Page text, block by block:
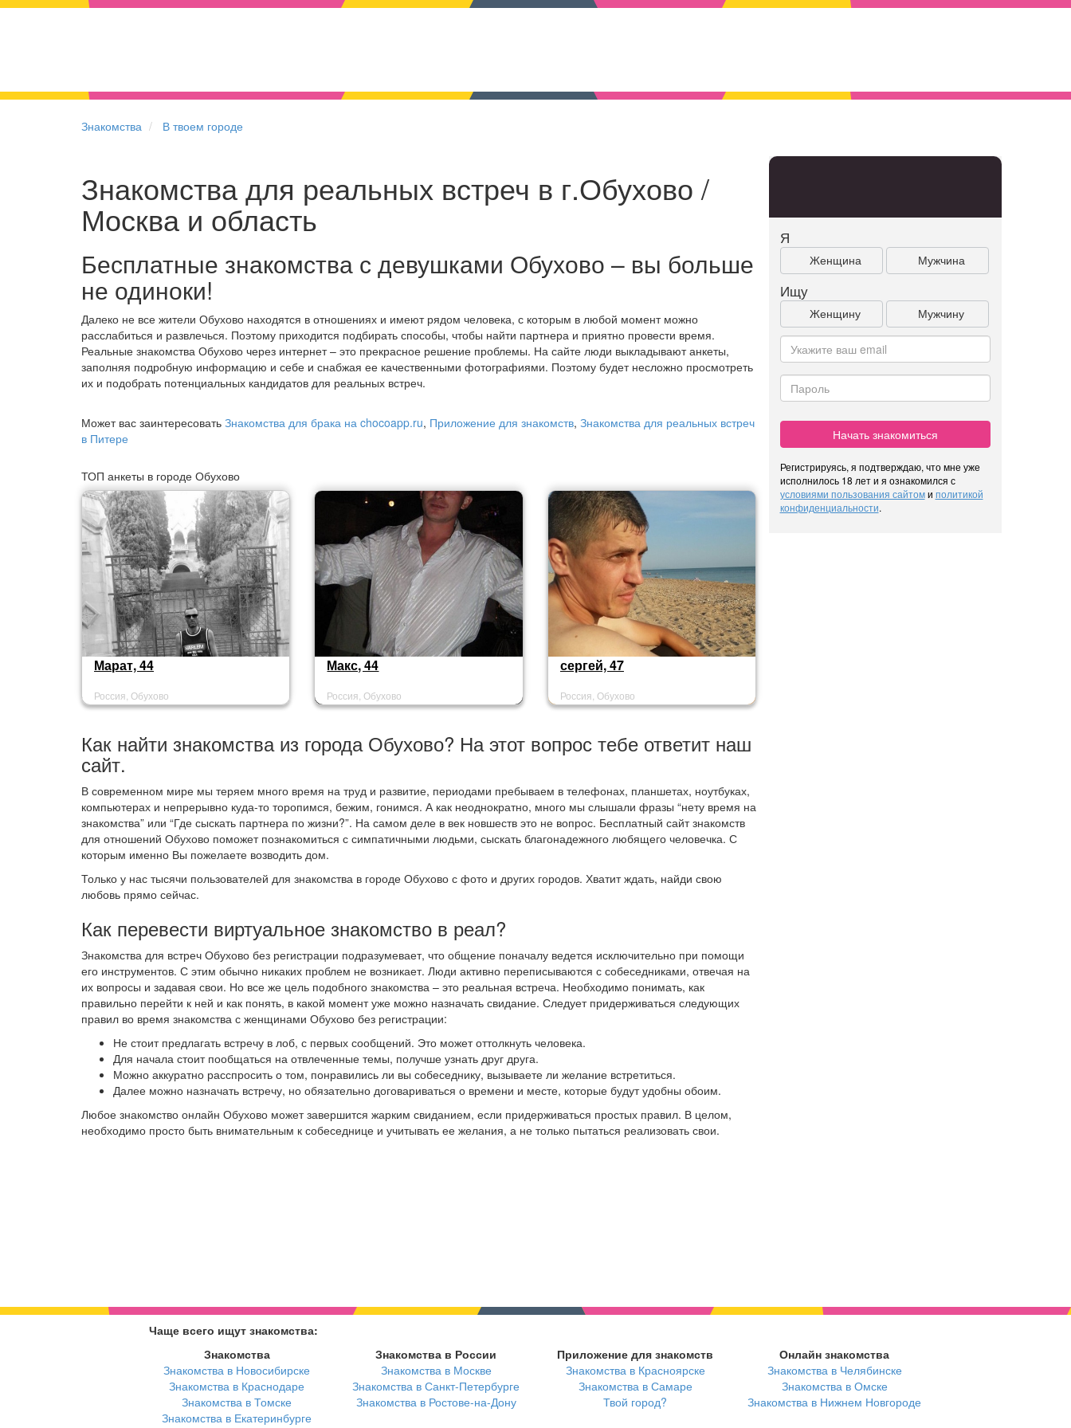
Знакомства В твоем городе
Знакомства для реальных встреч в г.Обухово /
Москва и область
Бесплатные знакомства с девушками Обухово – вы больше
не одиноки!
Далеко не все жители Обухово находятся в отношениях и имеют рядом человека, с которым в любой момент можно
расслабиться и развлечься. Поэтому приходится подбирать способы, чтобы найти партнера и приятно провести время.
Реальные знакомства Обухово через интернет – это прекрасное решение проблемы. На сайте люди выкладывают анкеты,
заполняя подробную информацию и себе и снабжая ее качественными фотографиями. Поэтому будет несложно просмотреть
их и подобрать потенциальных кандидатов для реальных встреч.
Может вас заинтересовать Знакомства для брака на chocoapp.ru, Приложение для знакомств, Знакомства для реальных встреч
в Питере
ТОП анкеты в городе Обухово
Марат, 44
Россия, Обухово
Макс, 44
Россия, Обухово
сергей, 47
Россия, Обухово
Как найти знакомства из города Обухово? На этот вопрос тебе ответит наш
сайт.
В современном мире мы теряем много время на труд и развитие, периодами пребываем в телефонах, планшетах, ноутбуках,
компьютерах и непрерывно куда-то торопимся, бежим, гонимся. А как неоднократно, много мы слышали фразы “нету время на
знакомства” или “Где сыскать партнера по жизни?”. На самом деле в век новшеств это не вопрос. Бесплатный сайт знакомств
для отношений Обухово поможет познакомиться с симпатичными людьми, сыскать благонадежного любящего человечка. С
которым именно Вы пожелаете возводить дом.
Только у нас тысячи пользователей для знакомства в городе Обухово с фото и других городов. Хватит ждать, найди свою
любовь прямо сейчас.
Как перевести виртуальное знакомство в реал?
Знакомства для встреч Обухово без регистрации подразумевает, что общение поначалу ведется исключительно при помощи
его инструментов. С этим обычно никаких проблем не возникает. Люди активно переписываются с собеседниками, отвечая на
их вопросы и задавая свои. Но все же цель подобного знакомства – это реальная встреча. Необходимо понимать, как
правильно перейти к ней и как понять, в какой момент уже можно назначать свидание. Следует придерживаться следующих
правил во время знакомства с женщинами Обухово без регистрации:
Не стоит предлагать встречу в лоб, с первых сообщений. Это может оттолкнуть человека.
Для начала стоит пообщаться на отвлеченные темы, получше узнать друг друга.
Можно аккуратно расспросить о том, понравились ли вы собеседнику, вызываете ли желание встретиться.
Далее можно назначать встречу, но обязательно договариваться о времени и месте, которые будут удобны обоим.
Любое знакомство онлайн Обухово может завершится жарким свиданием, если придерживаться простых правил. В целом,
необходимо просто быть внимательным к собеседнице и учитывать ее желания, а не только пытаться реализовать свои.
Я
Женщина Мужчина
Ищу
Женщину Мужчину
Начать знакомиться
Регистрируясь, я подтверждаю, что мне уже
исполнилось 18 лет и я ознакомился с
условиями пользования сайтоми политикой
конфиденциальности.
Чаще всего ищут знакомства:
Знакомства
Знакомства в Новосибирске
Знакомства в Краснодаре
Знакомства в Томске
Знакомства в Екатеринбурге
Знакомства в России
Знакомства в Москве
Знакомства в Санкт-Петербурге
Знакомства в Ростове-на-Дону
Приложение для знакомств
Знакомства в Красноярске
Знакомства в Самаре
Твой город?
Онлайн знакомства
Знакомства в Челябинске
Знакомства в Омске
Знакомства в Нижнем Новгороде